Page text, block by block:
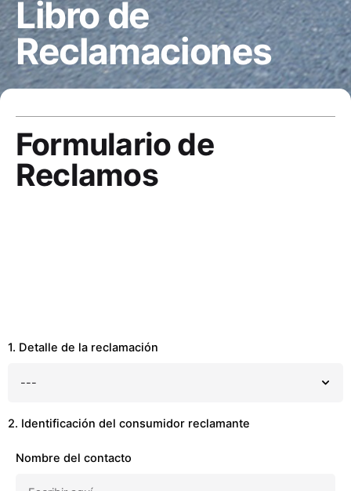
Libro de
Reclamaciones
Formulario de
Reclamos
1. Detalle de la reclamación
2. Identificación del consumidor reclamante
Nombre del contacto